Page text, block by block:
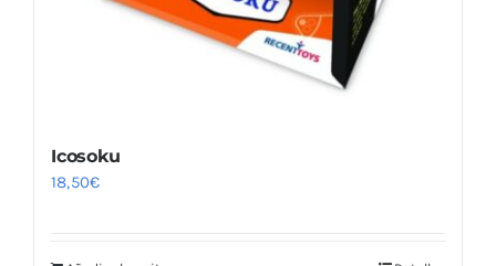
Icosoku
18,50€